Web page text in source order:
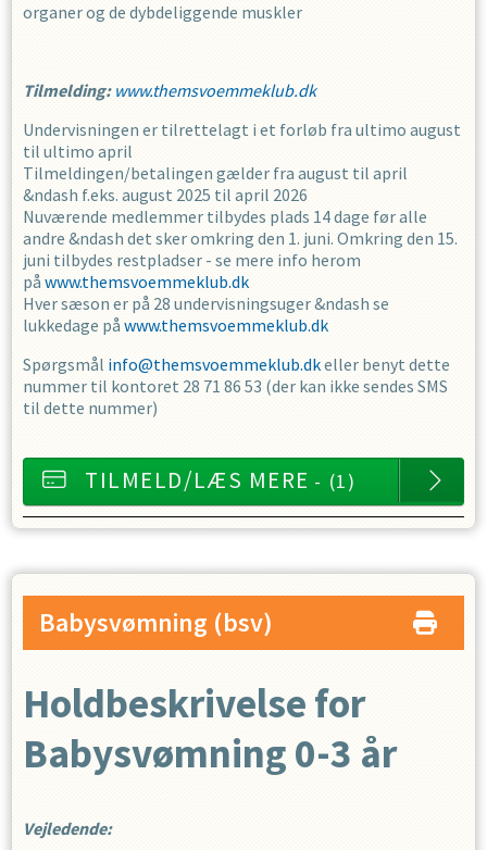
organer og de dybdeliggende muskler
Tilmelding: www.themsvoemmeklub.dk
Undervisningen er tilrettelagt i et forløb fra ultimo august
til ultimo april
Tilmeldingen/betalingen gælder fra august til april
&ndash f.eks. august 2025 til april 2026
Nuværende medlemmer tilbydes plads 14 dage før alle
andre &ndash det sker omkring den 1. juni. Omkring den 15.
juni tilbydes restpladser - se mere info herom
på www.themsvoemmeklub.dk
Hver sæson er på 28 undervisningsuger &ndash se
lukkedage på www.themsvoemmeklub.dk
Spørgsmål info@themsvoemmeklub.dkeller benyt dette
nummer til kontoret 28 71 86 53 (der kan ikke sendes SMS
til dette nummer)
TILMELD/LÆS MERE - (1)
Babysvømning (bsv)
Holdbeskrivelse for
Babysvømning 0-3 år
Vejledende: